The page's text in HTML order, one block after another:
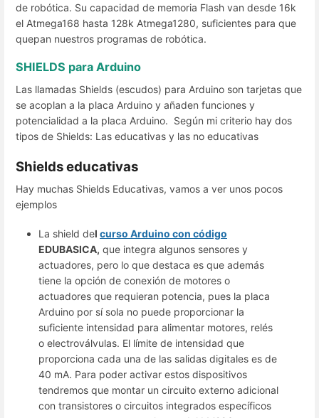
de robótica. Su capacidad de memoria Flash van desde 16k
el Atmega168 hasta 128k Atmega1280, suficientes para que
quepan nuestros programas de robótica.
SHIELDS para Arduino
Las llamadas Shields (escudos) para Arduino son tarjetas que
se acoplan a la placa Arduino y añaden funciones y
potencialidad a la placa Arduino. Según mi criterio hay dos
tipos de Shields: Las educativas y las no educativas
Shields educativas
Hay muchas Shields Educativas, vamos a ver unos pocos
ejemplos
La shield del curso Arduino con código
EDUBASICA, que integra algunos sensores y
actuadores, pero lo que destaca es que además
tiene la opción de conexión de motores o
actuadores que requieran potencia, pues la placa
Arduino por sí sola no puede proporcionar la
suficiente intensidad para alimentar motores, relés
o electroválvulas. El límite de intensidad que
proporciona cada una de las salidas digitales es de
40 mA. Para poder activar estos dispositivos
tendremos que montar un circuito externo adicional
con transistores o circuitos integrados específicos